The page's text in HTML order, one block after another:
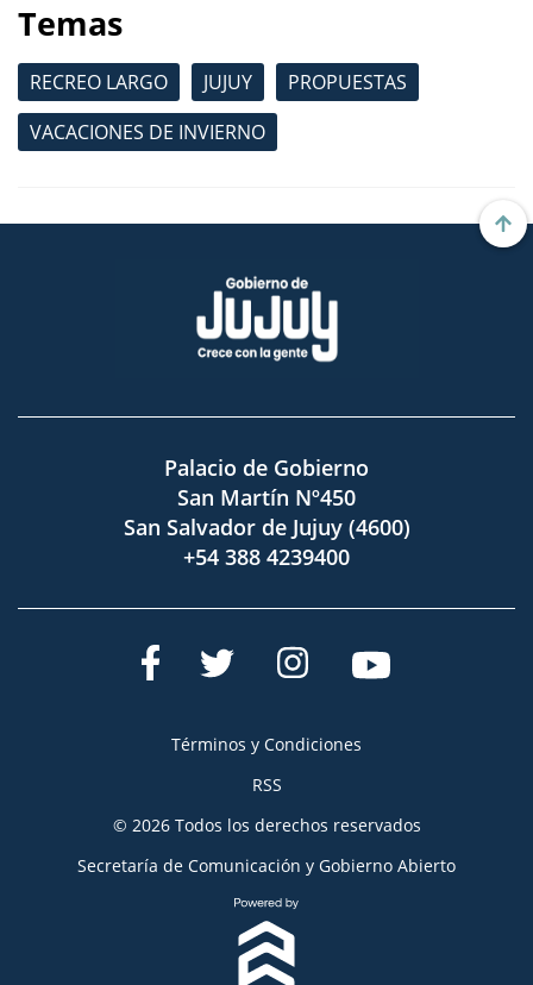
Temas
RECREO LARGO JUJUY
PROPUESTAS
VACACIONES DE INVIERNO
Palacio de Gobierno
San Martín Nº450
San Salvador de Jujuy (4600)
+54 388 4239400
Términos y Condiciones
RSS
© 2026 Todos los derechos reservados
Secretaría de Comunicación y Gobierno Abierto